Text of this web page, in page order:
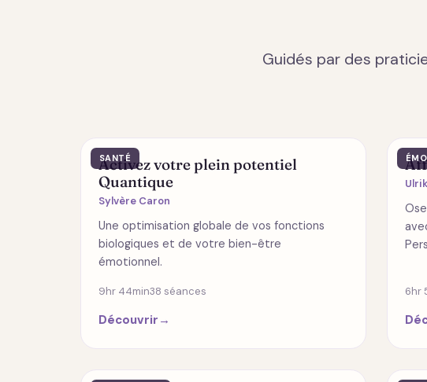
Guidés par des
SANTÉ
Activez votre plein potentiel
Quantique
Sylvère Caron
Une optimisation globale de vos fonctions
biologiques et de votre bien-être
émotionnel.
9hr 44min38 séances
Découvrir →
6hr